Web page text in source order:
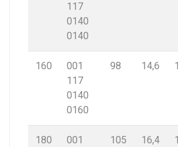
117
0140
0140
160
001
117
0140
0160
98 14,6
180
001
105 16,4